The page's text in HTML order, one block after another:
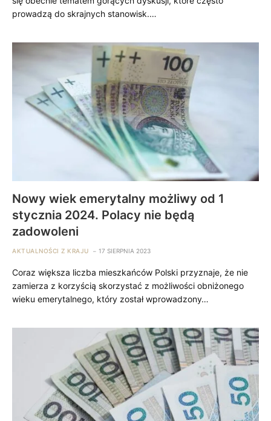
prowadzą do skrajnych stanowisk.…
Nowy wiek emerytalny możliwy od 1
stycznia 2024. Polacy nie będą
zadowoleni
AKTUALNOŚCI Z KRAJU 17 SIERPNIA 2023
Coraz większa liczba mieszkańców Polski przyznaje, że nie
zamierza z korzyścią skorzystać z możliwości obniżonego
wieku emerytalnego, który został wprowadzony…